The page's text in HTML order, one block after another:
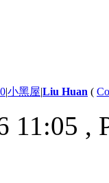
|小黑屋|Liu Huan (
11:05 ,